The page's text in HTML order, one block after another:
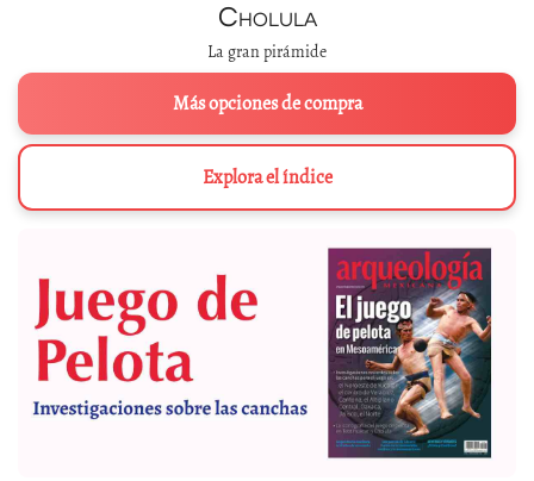
Cholula
La gran pirámide
Más opciones de compra
Explora el índice